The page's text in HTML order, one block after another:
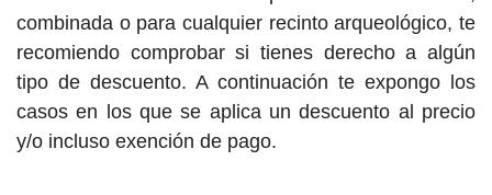
combinada o para cualquier recinto arqueológico, te
recomiendo comprobar si tienes derecho a algún
tipo de descuento. A continuación te expongo los
casos en los que se aplica un descuento al precio
y/o incluso exención de pago.